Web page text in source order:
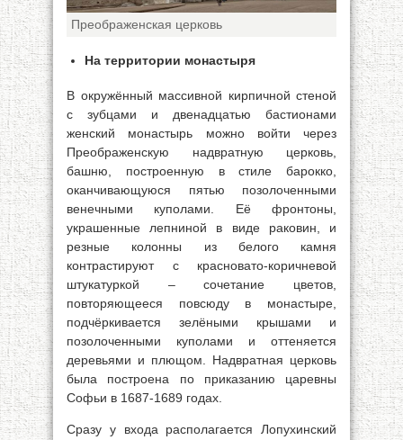
Преображенская церковь
На территории монастыря
В окружённый массивной кирпичной стеной
с зубцами и двенадцатью бастионами
женский монастырь можно войти через
Преображенскую надвратную церковь,
башню, построенную в стиле барокко,
оканчивающуюся пятью позолоченными
венечными куполами. Её фронтоны,
украшенные лепниной в виде раковин, и
резные колонны из белого камня
контрастируют с красновато-коричневой
штукатуркой – сочетание цветов,
повторяющееся повсюду в монастыре,
подчёркивается зелёными крышами и
позолоченными куполами и оттеняется
деревьями и плющом. Надвратная церковь
была построена по приказанию царевны
Софьи в 1687-1689 годах.
Сразу у входа располагается Лопухинский